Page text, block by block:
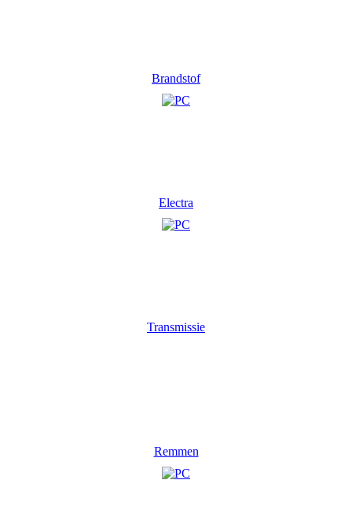
Brandstof
Electra
Transmissie
Remmen